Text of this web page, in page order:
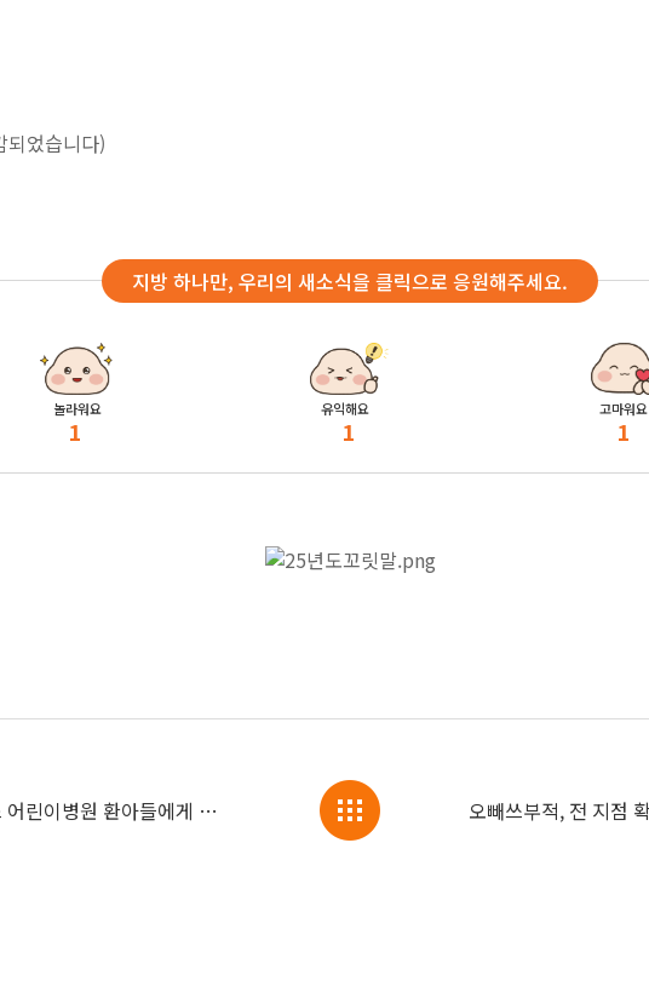
되었습니다)
지방 하나만, 우리의 새소식을 클릭으로 응원해주세요.
놀라워요
1
유익해요
1
고마워요
1
메이크어위시와 함께 세브란스 어린이병원 환아들에게 깜짝 선물🎁